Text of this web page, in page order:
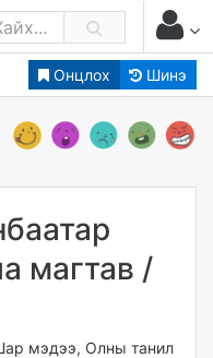
Онцлох Шинэ
магтав /
мэдээ, Олны танил